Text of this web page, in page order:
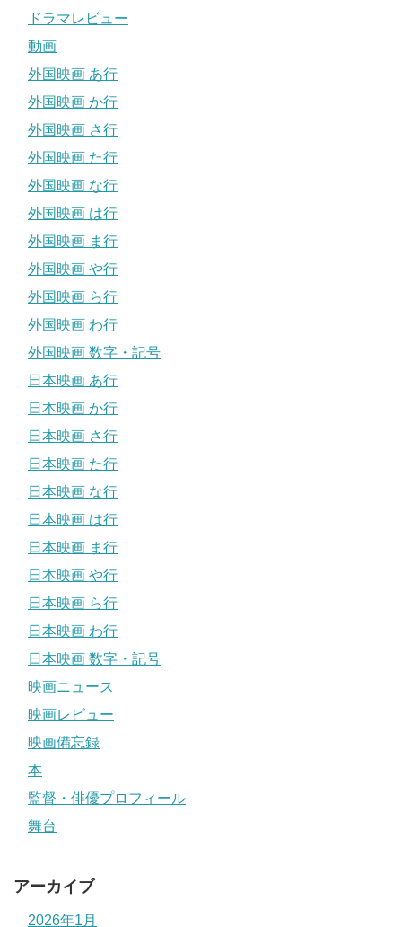
ドラマレビュー
動画
外国映画 あ行
外国映画 か行
外国映画 さ行
外国映画 た行
外国映画 な行
外国映画 は行
外国映画 ま行
外国映画 や行
外国映画 ら行
外国映画 わ行
外国映画 数字・記号
日本映画 あ行
日本映画 か行
日本映画 さ行
日本映画 た行
日本映画 な行
日本映画 は行
日本映画 ま行
日本映画 や行
日本映画 ら行
日本映画 わ行
日本映画 数字・記号
映画ニュース
映画レビュー
映画備忘録
本
監督・俳優プロフィール
舞台
アーカイブ
2026年1月